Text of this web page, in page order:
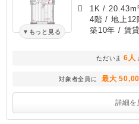
もっと見る
1K / 20.43m²
4階 / 地上12
築10年 / 賃
ただいま 6人
対象者全員に 最大
詳細を